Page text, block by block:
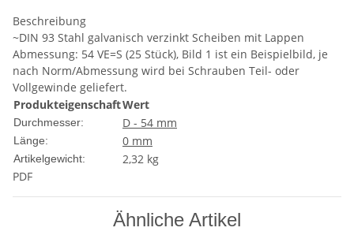
Beschreibung
~DIN 93 Stahl galvanisch verzinkt Scheiben mit Lappen
Abmessung: 54 VE=S (25 Stück), Bild 1 ist ein Beispielbild, je
nach Norm/Abmessung wird bei Schrauben Teil- oder
Vollgewinde geliefert.
ProdukteigenschaftWert
Durchmesser: D - 54 mm
Länge: 0 mm
Artikelgewicht: 2,32 kg
PDF
Ähnliche Artikel